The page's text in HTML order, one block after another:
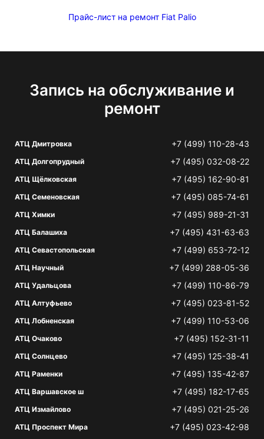
Прайс-лист на ремонт Fiat Palio
Запись на обслуживание и
ремонт
АТЦ Дмитровка +7 (499) 110-28-43
АТЦ Долгопрудный +7 (495) 032-08-22
АТЦ Щёлковская +7 (495) 162-90-81
АТЦ Семеновская +7 (495) 085-74-61
АТЦ Химки +7 (495) 989-21-31
АТЦ Балашиха +7 (495) 431-63-63
АТЦ Севастопольская +7 (499) 653-72-12
АТЦ Научный +7 (499) 288-05-36
АТЦ Удальцова +7 (499) 110-86-79
АТЦ Алтуфьево +7 (495) 023-81-52
АТЦ Лобненская +7 (499) 110-53-06
АТЦ Очаково +7 (495) 152-31-11
АТЦ Солнцево +7 (495) 125-38-41
АТЦ Раменки +7 (495) 135-42-87
АТЦ Варшавское ш +7 (495) 182-17-65
АТЦ Измайлово +7 (495) 021-25-26
АТЦ Проспект Мира +7 (495) 023-42-98